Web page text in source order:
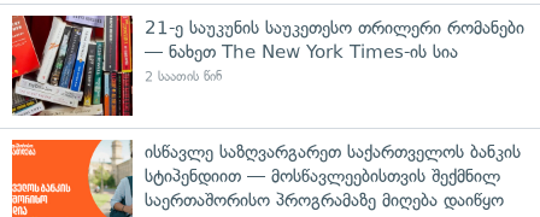
21-ე საუკუნის საუკეთესო თრილერი რომანები
— ნახეთ The New York Times-ის სია
2 საათის წინ
ისწავლე საზღვარგარეთ საქართველოს ბანკის
სტიპენდიით — მოსწავლეებისთვის შექმნილ
საერთაშორისო პროგრამაზე მიღება დაიწყო